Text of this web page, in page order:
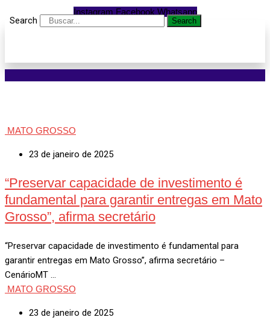
Instagram Facebook Whatsapp
Search Search
MATO GROSSO
23 de janeiro de 2025
“Preservar capacidade de investimento é
fundamental para garantir entregas em Mato
Grosso”, afirma secretário
“Preservar capacidade de investimento é fundamental para
garantir entregas em Mato Grosso”, afirma secretário –
CenárioMT …
MATO GROSSO
23 de janeiro de 2025